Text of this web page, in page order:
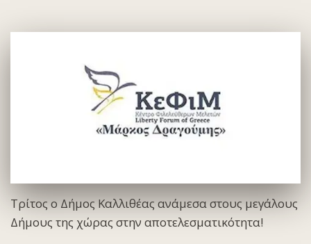
Τρίτος ο Δήμος Καλλιθέας ανάμεσα στους μεγάλους
Δήμους της χώρας στην αποτελεσματικότητα!